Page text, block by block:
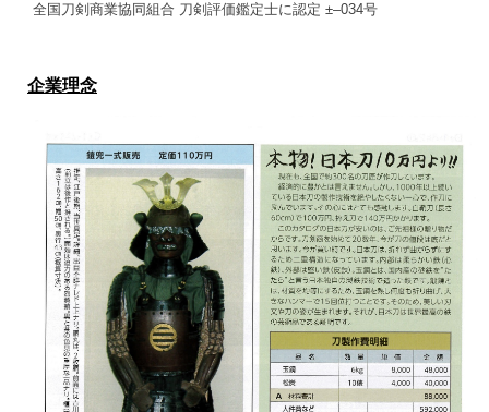
全国刀剣商業協同組合 刀剣評価鑑定士に認定 ±–034号
企業理念